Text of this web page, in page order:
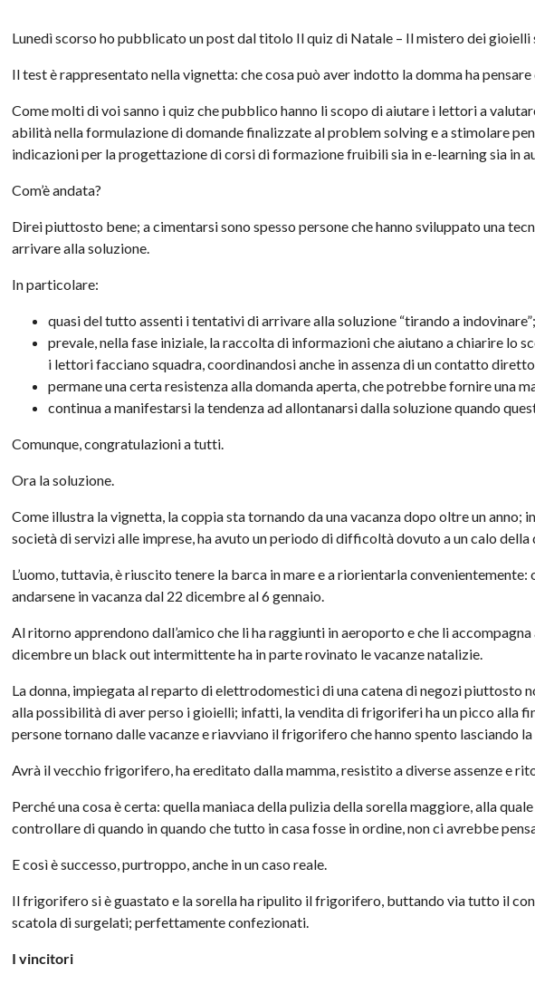
Lunedì scorso ho pubblicato un post dal titolo Il quiz di Natale – Il mistero dei gioielli
Il test è rappresentato nella vignetta: che cosa può aver indotto la domma ha
Come molti di voi sanno i quiz che pubblico hanno li scopo di aiutare i lettori a
abilità nella formulazione di domande finalizzate al problem solving e a stimolare
indicazioni per la progettazione di corsi di formazione fruibili sia in e-learning sia in
Com’è andata?
Direi piuttosto bene; a cimentarsi sono spesso persone che hanno sviluppato una
arrivare alla soluzione.
In particolare:
quasi del tutto assenti i tentativi di arrivare alla soluzione “tirando a indovinare”;
prevale, nella fase iniziale, la raccolta di informazioni che aiutano a chiarire lo
i lettori facciano squadra, coordinandosi anche in assenza di un contatto
permane una certa resistenza alla domanda aperta, che potrebbe fornire una
continua a manifestarsi la tendenza ad allontanarsi dalla soluzione quando
Comunque, congratulazioni a tutti.
Ora la soluzione.
Come illustra la vignetta, la coppia sta tornando da una vacanza dopo oltre un
società di servizi alle imprese, ha avuto un periodo di difficoltà dovuto a un calo della
L’uomo, tuttavia, è riuscito tenere la barca in mare e a riorientarla convenientemente:
andarsene in vacanza dal 22 dicembre al 6 gennaio.
Al ritorno apprendono dall’amico che li ha raggiunti in aeroporto e che li accompagna
dicembre un black out intermittente ha in parte rovinato le vacanze natalizie.
La donna, impiegata al reparto di elettrodomestici di una catena di negozi piuttosto
alla possibilità di aver perso i gioielli; infatti, la vendita di frigoriferi ha un picco alla
persone tornano dalle vacanze e riavviano il frigorifero che hanno spento lasciando la
Avrà il vecchio frigorifero, ha ereditato dalla mamma, resistito a diverse assenze e
Perché una cosa è certa: quella maniaca della pulizia della sorella maggiore, alla
controllare di quando in quando che tutto in casa fosse in ordine, non ci avrebbe
E così è successo, purtroppo, anche in un caso reale.
Il frigorifero si è guastato e la sorella ha ripulito il frigorifero, buttando via tutto il
scatola di surgelati; perfettamente confezionati.
I vincitori